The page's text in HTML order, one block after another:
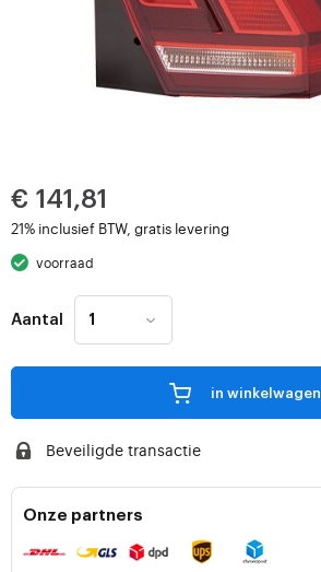
€ 141,81
21% inclusief BTW, gratis levering
voorraad
Aantal
in winkelwagen
Beveiligde transactie
Onze partners